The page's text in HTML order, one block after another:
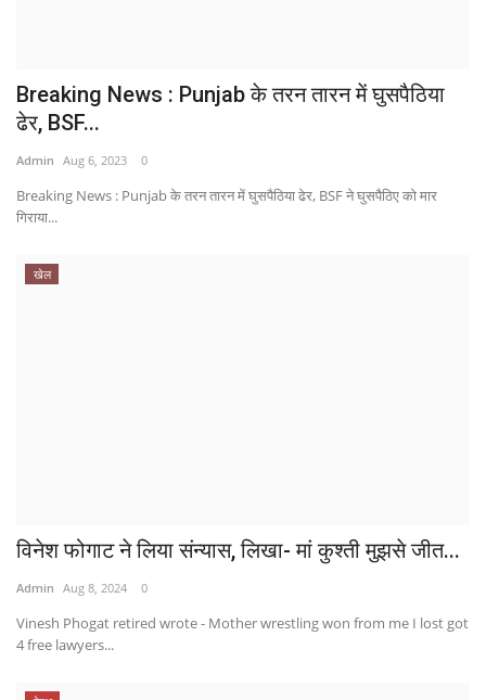
Breaking News : Punjab के तरन तारन में घुसपैठिया
ढेर, BSF...
Admin Aug 6, 2023 0
Breaking News : Punjab के तरन तारन में घुसपैठिया ढेर, BSF ने घुसपैठिए को मार
गिराया...
खेल
विनेश फोगाट ने लिया संन्यास, लिखा- मां कुश्ती मुझसे जीत...
Admin Aug 8, 2024 0
Vinesh Phogat retired wrote - Mother wrestling won from me I lost got
4 free lawyers...